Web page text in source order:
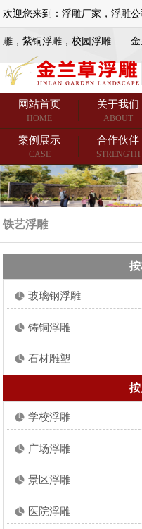
欢迎您来到：浮雕厂家，浮雕
雕，紫铜浮雕，校园浮雕——金
网站首页
HOME
关于我们
ABOUT
案例展示
CASE
合作伙伴
STRENGTH
铁艺浮雕
玻璃钢浮雕
铸铜浮雕
石材雕塑
学校浮雕
广场浮雕
景区浮雕
医院浮雕